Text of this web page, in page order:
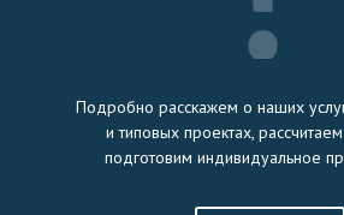
Подробно расскажем о наших
и типовых проектах,
подготовим индивидуальное